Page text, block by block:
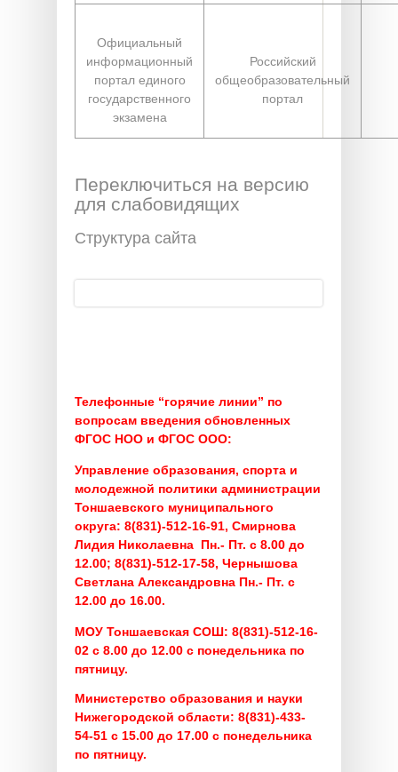
Официальный
информационный
портал единого
государственного
экзамена
Российский
общеобразовательный
портал
Переключиться на версию
для слабовидящих
Структура сайта
Поиск
Телефонные “горячие линии” по
вопросам введения обновленных
ФГОС НОО и ФГОС ООО:
Управление образования, спорта и
молодежной политики администрации
Тоншаевского муниципального
округа: 8(831)-512-16-91, Смирнова
Лидия Николаевна Пн.- Пт. с 8.00 до
12.00; 8(831)-512-17-58, Чернышова
Светлана Александровна Пн.- Пт. с
12.00 до 16.00.
МОУ Тоншаевская СОШ: 8(831)-512-16-
02 с 8.00 до 12.00 с понедельника по
пятницу.
Министерство образования и науки
Нижегородской области: 8(831)-433-
54-51 с 15.00 до 17.00 с понедельника
по пятницу.